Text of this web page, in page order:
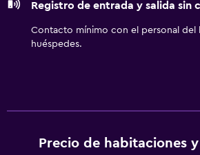
Registro de entrada y salida sin
Contacto mínimo con el personal del
huéspedes.
Precio de habitaciones